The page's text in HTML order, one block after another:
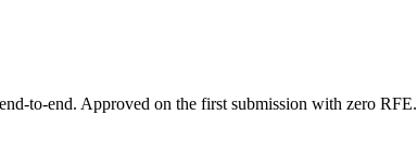
to-end. Approved on the first submission with zero RFE.